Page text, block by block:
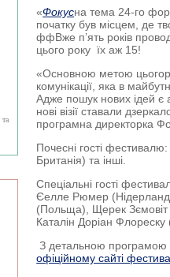
«Фокусна тема 24-го
початку був місцем, де
ффВже п’ять років
цього року їх аж 15!
«Основною метою
комунікації, яка в
Адже пошук нових ідей є
нові візії ставали
програмна директорка
Почесні гості
Британія) та інші.
Спеціальні гості
Єелле Рюмер
(Польща), Щерек
Каталін Доріан Флореску
З детальною програмою
офіційному сайті